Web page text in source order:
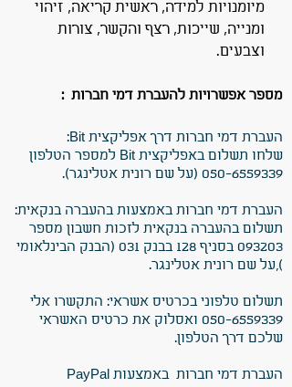
מיומנויות למידה, ראשית קריאה, זיהוי
ומנייה, שייכות, רצף והקשר, צורות
וצבעים.
מספר אפשרויות להעברת דמי חברות :
העברת דמי חברות דרך אפליקצית Bit:
שלחו תשלום באפליקצית Bit למספר הטלפון
050-6559339 (על שם רונית אטלינגר).
העברת דמי חברות באמצעות בהעברה בנקאית:
תשלום בהעברה בנקאית לזכות חשבון מספר
093203 בסניף 128 בבנק 031 (הבנק הבינלאומי
),על שם רונית אטלינגר.
תשלום טלפוני בכרטיס אשראי: התקשרו אלי
050-6559339 ואסלוק את כרטיס האשראי
שלכם דרך הטלפון.
העברת דמי חברות באמצעות PayPal